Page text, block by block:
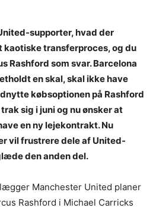
supporter, hvad der
kaotiske transferproces, og du
Rashford som svar. Barcelona
en skal, skal ikke have
købsoptionen på Rashford
sig i juni og nu ønsker at
en ny lejekontrakt. Nu
vil frustrere dele af United-
den anden del.
lægger Manchester United planer
Rashford i Michael Carricks